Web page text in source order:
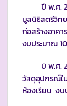
ปี พ.ศ.
มูลนิธิสตรีวิท
ก่อสร้างอาคา
งบประมาณ
ปี พ.ศ.
วัสดุอุปกรณ์ใ
ห้องเรียน ง